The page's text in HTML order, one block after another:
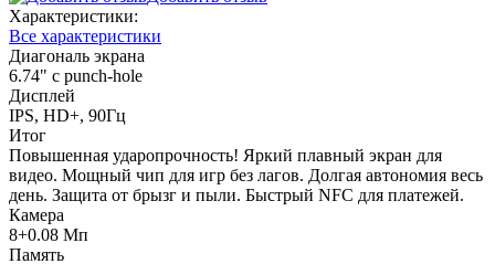
Характеристики:
Все характеристики
Диагональ экрана
6.74" с punch-hole
Дисплей
IPS, HD+, 90Гц
Итог
Повышенная ударопрочность! Яркий плавный экран для
видео. Мощный чип для игр без лагов. Долгая автономия весь
день. Защита от брызг и пыли. Быстрый NFC для платежей.
Камера
8+0.08 Мп
Память